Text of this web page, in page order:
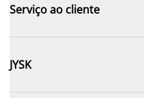
Serviço ao cliente
JYSK